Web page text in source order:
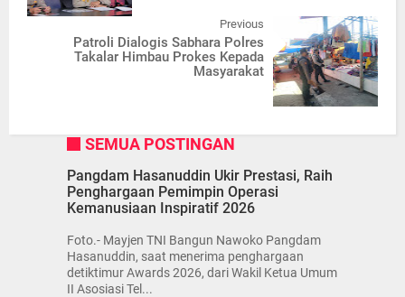
Previous
Patroli Dialogis Sabhara Polres
Takalar Himbau Prokes Kepada
Masyarakat
SEMUA POSTINGAN
Pangdam Hasanuddin Ukir Prestasi, Raih
Penghargaan Pemimpin Operasi
Kemanusiaan Inspiratif 2026
Foto.- Mayjen TNI Bangun Nawoko Pangdam
Hasanuddin, saat menerima penghargaan
detiktimur Awards 2026, dari Wakil Ketua Umum
II Asosiasi Tel...